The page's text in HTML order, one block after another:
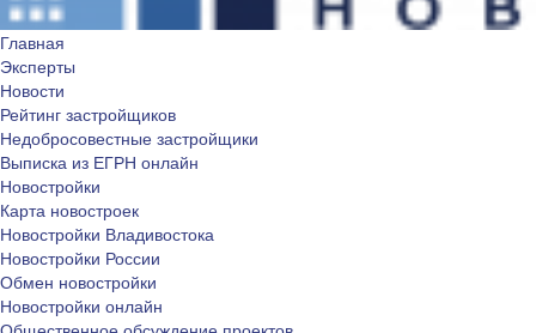
Главная
Эксперты
Новости
Рейтинг застройщиков
Недобросовестные застройщики
Выписка из ЕГРН онлайн
Новостройки
Карта новостроек
Новостройки Владивостока
Новостройки России
Обмен новостройки
Новостройки онлайн